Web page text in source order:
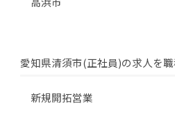
愛知県清須市(正社員)の求人を
新規開拓営業